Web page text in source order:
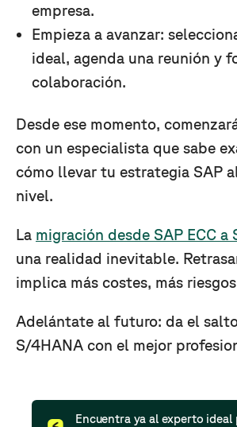
empresa.
Empieza a avanzar:
ideal, agenda una reunión y
colaboración.
Desde ese momento,
con un especialista que sabe
cómo llevar tu estrategia SAP
nivel.
La migración desde SAP ECC a
una realidad inevitable.
implica más costes, más
Adelántate al futuro: da el
S/4HANA con el mejor
Encuentra ya al experto ideal